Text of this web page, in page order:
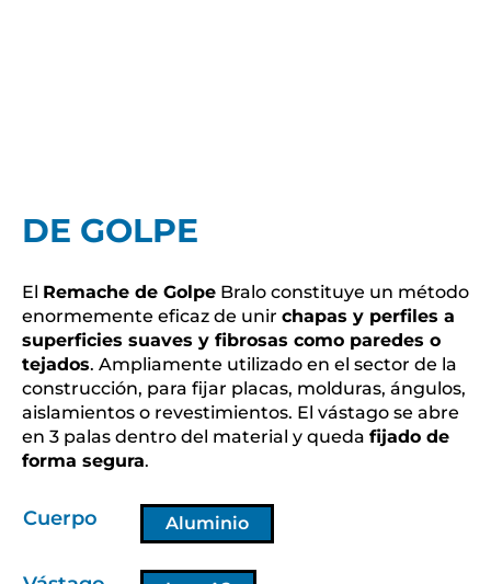
DE GOLPE
El Remache de Golpe Bralo constituye un método
enormemente eficaz de unir chapas y perfiles a
superficies suaves y fibrosas como paredes o
tejados. Ampliamente utilizado en el sector de la
construcción, para fijar placas, molduras, ángulos,
aislamientos o revestimientos. El vástago se abre
en 3 palas dentro del material y queda fijado de
forma segura.
Cuerpo Aluminio